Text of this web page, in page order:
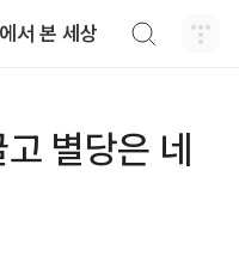
서 본 세상
별당은 네